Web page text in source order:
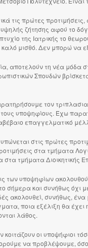
τις πρώτες
ζήτησης αφού το
της Ιατρικής το
μισθό. Δεν μπορώ να
αποτελούν τη νέα μόδα
Σπουδών
τον
υποψηφίους. Έχω
επαγγελματικό
στις πρώτες
στα τμήματα
στα τμήματα Διοικητικής
των υποψηφίων
σήμερα και συνήθως όχι
ακολουθεί, συνήθως, ένα
ποια εξέλιξη θα
λάθος.
κοιτάζουν οι
να προβλέψουμε, όσο